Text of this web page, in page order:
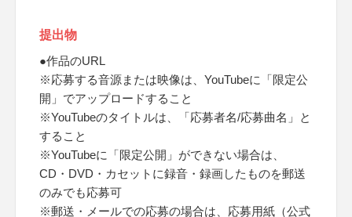
提出物
●作品のURL
※応募する音源または映像は、YouTubeに「限定公
開」でアップロードすること
※YouTubeのタイトルは、「応募者名/応募曲名」と
すること
※YouTubeに「限定公開」ができない場合は、
CD・DVD・カセットに録音・録画したものを郵送
のみでも応募可
※郵送・メールでの応募の場合は、応募用紙（公式